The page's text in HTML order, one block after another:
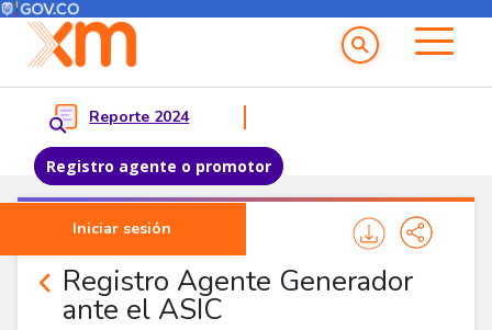
Pasar al contenido principal
Menú del Usuario
Reporte 2024
Registro agente o promotor
Iniciar sesión
Menu principal
Registro Agente Generador
ante el ASIC
Noticias Agentes